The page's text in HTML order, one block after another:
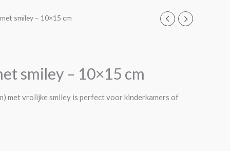
smiley – 10×15 cm
smiley – 10×15 cm
met vrolijke smiley is perfect voor kinderkamers of